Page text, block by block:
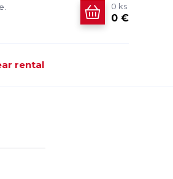
0 ks
0 €
rental